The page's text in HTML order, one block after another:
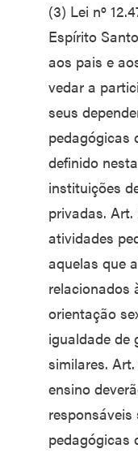
(3) Lei nº
Espírito
aos pais e
vedar a
seus
pedagógicas
definido
instituições
privadas. Art.
atividades
aquelas que
relacionados
orientação
igualdade de
similares.
ensino
pedagógicas